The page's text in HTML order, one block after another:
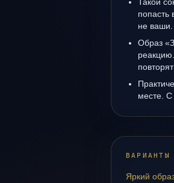
попасть
не ваши.
Образ
месте. С
ВАРИАНТЫ
Яркий